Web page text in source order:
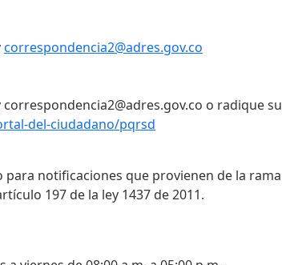
correspondencia2@adres.gov.co
o radique su
del-ciudadano/pqrsd
para notificaciones que provienen de la rama
197 de la ley 1437 de 2011.